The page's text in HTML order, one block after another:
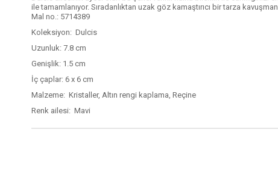
ile tamamlanıyor. Sıradanlıktan uzak göz kamaştırıcı bir tarza
Mal no.: 5714389
Koleksiyon: Dulcis
Uzunluk: 7.8 cm
Genişlik: 1.5 cm
İç çaplar: 6 x 6 cm
Malzeme: Kristaller, Altın rengi kaplama, Reçine
Renk ailesi: Mavi